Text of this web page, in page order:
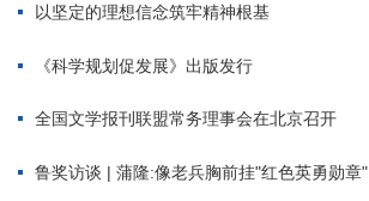
以坚定的理想信念筑牢精神根基
《科学规划促发展》出版发行
全国文学报刊联盟常务理事会在北京召开
鲁奖访谈 | 蒲隆:像老兵胸前挂"红色英勇勋章"